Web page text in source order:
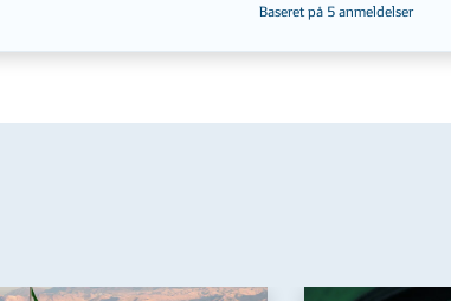
Baseret på 5anmeldelser